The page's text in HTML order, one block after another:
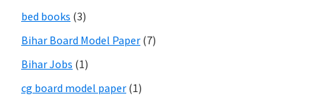
bed books (3)
Bihar Board Model Paper (7)
Bihar Jobs (1)
cg board model paper (1)